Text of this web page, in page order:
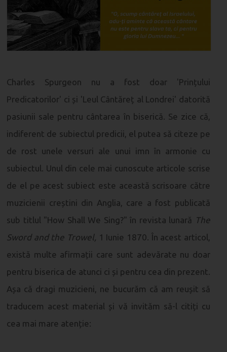
Charles Spurgeon nu a fost doar 'Prințului
Predicatorilor' ci și 'Leul Cântăreț al Londrei' datorită
pasiunii sale pentru cântarea în biserică. Se zice că,
indiferent de subiectul predicii, el putea să citeze pe
de rost unele versuri ale unui imn în armonie cu
subiectul. Unul din cele mai cunoscute articole scrise
de el pe acest subiect este această scrisoare către
muzicienii creștini din Anglia, care a fost publicată
sub titlul "How Shall We Sing?" în revista lunară
The
Sword and the Trowel, 1 Iunie 1870. În acest articol,
există multe afirmații care sunt adevărate nu doar
pentru biserica de atunci ci și pentru cea din prezent.
Așa că dragi muzicieni, ne bucurăm că am reușit să
traducem acest material și vă invităm să-l citiți cu
cea mai mare atenție: